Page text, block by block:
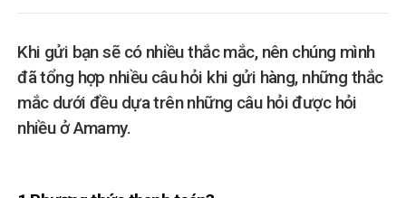
Khi gửi bạn sẽ có nhiều thắc mắc, nên chúng mình
đã tổng hợp nhiều câu hỏi khi gửi hàng, những thắc
mắc dưới đều dựa trên những câu hỏi được hỏi
nhiều ở Amamy.